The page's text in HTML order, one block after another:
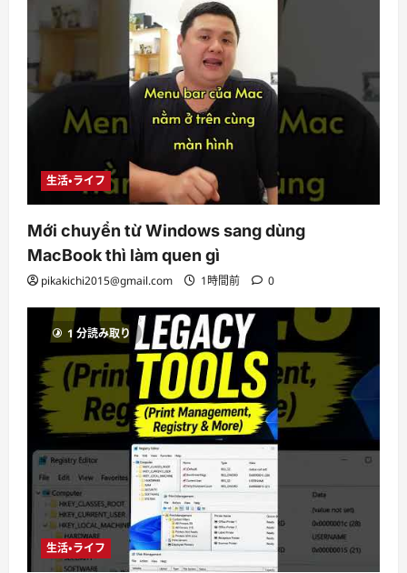
生活・ライフ
Mới chuyển từ Windows sang dùng
MacBook thì làm quen gì
pikakichi2015@gmail.com 1時間前 0
1 分読み取り
生活・ライフ